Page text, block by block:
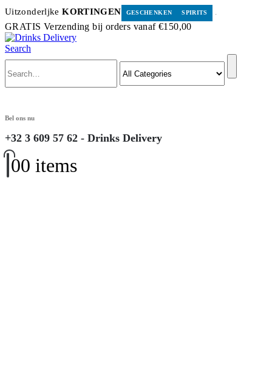
UitzonderljkeKORTINGEN GESCHENKEN SPIRITS .
GRATIS Verzending bij orders vanaf €150,00
Search
Bel ons nu
+32 3 609 57 62 - Drinks Delivery
00 items